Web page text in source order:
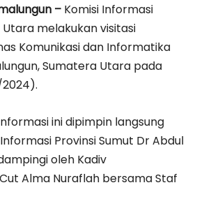
– Komisi Informasi
melakukan visitasi
Komunikasi dan Informatika
Sumatera Utara pada
ini dipimpin langsung
Provinsi Sumut Dr Abdul
oleh Kadiv
Alma Nuraflah bersama Staf